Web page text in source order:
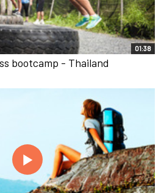
01:38
bootcamp - Thailand